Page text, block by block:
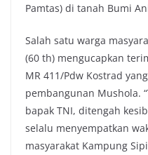
Pamtas) di tanah Bumi
Salah satu warga
(60 th) mengucapkan
MR 411/Pdw Kostrad
pembangunan Mushola.
bapak TNI, ditengah
selalu menyempatkan
masyarakat Kampung